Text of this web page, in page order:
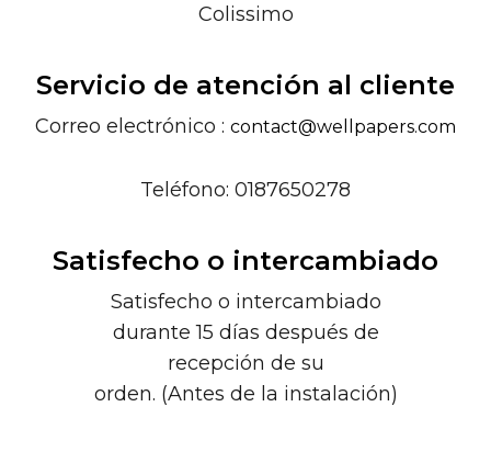
Colissimo
Servicio de atención al cliente
Correo electrónico : contact@wellpapers.com
Teléfono: 0187650278
Satisfecho o intercambiado
Satisfecho o intercambiado
durante 15 días después de
recepción de su
orden. (Antes de la instalación)